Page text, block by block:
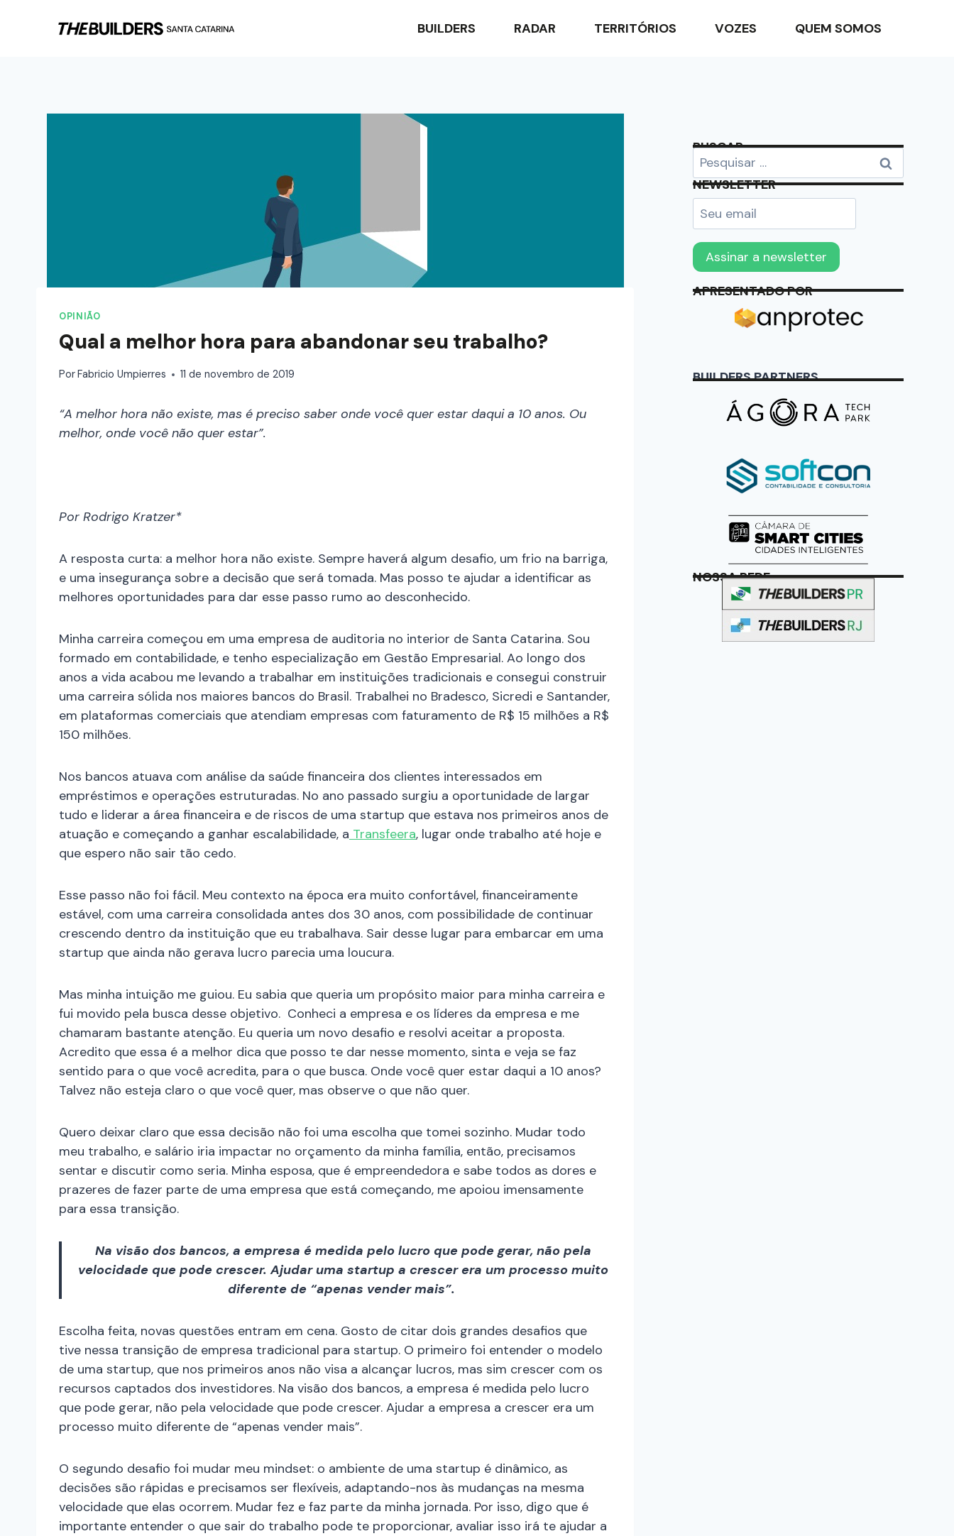
BUILDERS RADAR TERRITÓRIOS VOZES QUEM SOMOS
OPINIÃO
Qual a melhor hora para abandonar seu trabalho?
PorFabricio Umpierres 11 de novembro de 2019
“A melhor hora não existe, mas é preciso saber onde você quer estar daqui a 10 anos. Ou
melhor, onde você não quer estar”.
Por Rodrigo Kratzer*
A resposta curta: a melhor hora não existe. Sempre haverá algum desafio, um frio na barriga,
e uma insegurança sobre a decisão que será tomada. Mas posso te ajudar a identificar as
melhores oportunidades para dar esse passo rumo ao desconhecido.
Minha carreira começou em uma empresa de auditoria no interior de Santa Catarina. Sou
formado em contabilidade, e tenho especialização em Gestão Empresarial. Ao longo dos
anos a vida acabou me levando a trabalhar em instituições tradicionais e consegui construir
uma carreira sólida nos maiores bancos do Brasil. Trabalhei no Bradesco, Sicredi e Santander,
em plataformas comerciais que atendiam empresas com faturamento de R$ 15 milhões a R$
150 milhões.
Nos bancos atuava com análise da saúde financeira dos clientes interessados em
empréstimos e operações estruturadas. No ano passado surgiu a oportunidade de largar
tudo e liderar a área financeira e de riscos de uma startup que estava nos primeiros anos de
atuação e começando a ganhar escalabilidade, a Transfeera, lugar onde trabalho até hoje e
que espero não sair tão cedo.
Esse passo não foi fácil. Meu contexto na época era muito confortável, financeiramente
estável, com uma carreira consolidada antes dos 30 anos, com possibilidade de continuar
crescendo dentro da instituição que eu trabalhava. Sair desse lugar para embarcar em uma
startup que ainda não gerava lucro parecia uma loucura.
Mas minha intuição me guiou. Eu sabia que queria um propósito maior para minha carreira e
fui movido pela busca desse objetivo. Conheci a empresa e os líderes da empresa e me
chamaram bastante atenção. Eu queria um novo desafio e resolvi aceitar a proposta.
Acredito que essa é a melhor dica que posso te dar nesse momento, sinta e veja se faz
sentido para o que você acredita, para o que busca. Onde você quer estar daqui a 10 anos?
Talvez não esteja claro o que você quer, mas observe o que não quer.
Quero deixar claro que essa decisão não foi uma escolha que tomei sozinho. Mudar todo
meu trabalho, e salário iria impactar no orçamento da minha família, então, precisamos
sentar e discutir como seria. Minha esposa, que é empreendedora e sabe todos as dores e
prazeres de fazer parte de uma empresa que está começando, me apoiou imensamente
para essa transição.
Na visão dos bancos, a empresa é medida pelo lucro que pode gerar, não pela
velocidade que pode crescer. Ajudar uma startup a crescer era um processo muito
diferente de “apenas vender mais”.
Escolha feita, novas questões entram em cena. Gosto de citar dois grandes desafios que
tive nessa transição de empresa tradicional para startup. O primeiro foi entender o modelo
de uma startup, que nos primeiros anos não visa a alcançar lucros, mas sim crescer com os
recursos captados dos investidores. Na visão dos bancos, a empresa é medida pelo lucro
que pode gerar, não pela velocidade que pode crescer. Ajudar a empresa a crescer era um
processo muito diferente de “apenas vender mais”.
O segundo desafio foi mudar meu mindset: o ambiente de uma startup é dinâmico, as
decisões são rápidas e precisamos ser flexíveis, adaptando-nos às mudanças na mesma
velocidade que elas ocorrem. Mudar fez e faz parte da minha jornada. Por isso, digo que é
importante entender o que sair do trabalho pode te proporcionar, avaliar isso irá te ajudar a
BUSCAR
NEWSLETTER
APRESENTADO POR
BUILDERS PARTNERS
NOSSA REDE